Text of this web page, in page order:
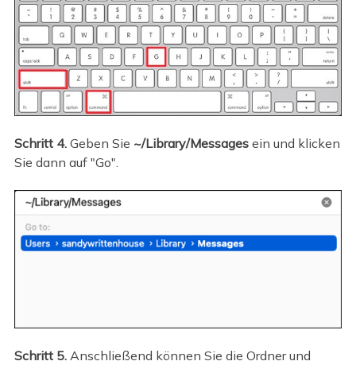
Schritt 4.Geben Sie ~/Library/Messagesein und klicken
Sie dann auf "Go".
Schritt 5. Anschließend können Sie die Ordner und